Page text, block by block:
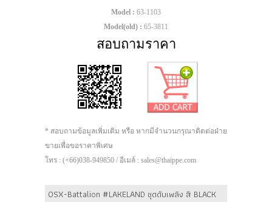
Model : 63-1103
Model(old) : 65-3811
สอบถามราคา
* สอบถามข้อมูลเพิ่มเติม หรือ หากมีจำนวนกรุณาติดต่อฝ่าย
ขายเพื่อขอราคาพิเศษ
โทร : (+66)038-949850 / อีเมล์ : sales@thaippe.com
OSX-Battalion #LAKELAND ชุดดับเพลิง สี BLACK